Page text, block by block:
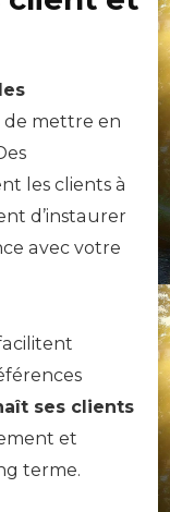
de mettre en
les clients à
d’instaurer
avec votre
ses clients
et
terme.